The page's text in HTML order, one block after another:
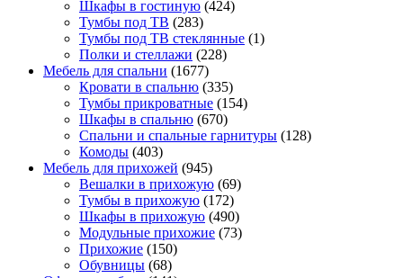
Шкафы в гостиную (424)
Тумбы под ТВ (283)
Тумбы под ТВ стеклянные (1)
Полки и стеллажи (228)
Мебель для спальни (1677)
Кровати в спальню (335)
Тумбы прикроватные (154)
Шкафы в спальню (670)
Спальни и спальные гарнитуры (128)
Комоды (403)
Мебель для прихожей (945)
Вешалки в прихожую (69)
Тумбы в прихожую (172)
Шкафы в прихожую (490)
Модульные прихожие (73)
Прихожие (150)
Обувницы (68)